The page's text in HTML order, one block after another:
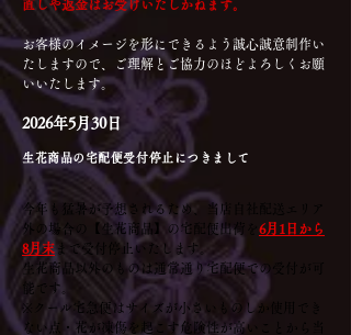
直しや返金はお受けいたしかねます。
お客様のイメージを形にできるよう誠心誠意制作い
たしますので、ご理解とご協力のほどよろしくお願
いいたします。
2026年5月30日
生花商品の宅配便受付停止につきまして
今年も猛暑が予想されるため、当店自社配送エリア
外の場合の【生花商品】の宅配便出荷を 6月1日から
8月末まで受付停止いたします。
生花商品以外のものは通常通り宅配便での受付が可
能です。
※クール宅急便はサイズが小さいものしか使用でき
ない点・花が凍傷を起こす危険性が高いことから当